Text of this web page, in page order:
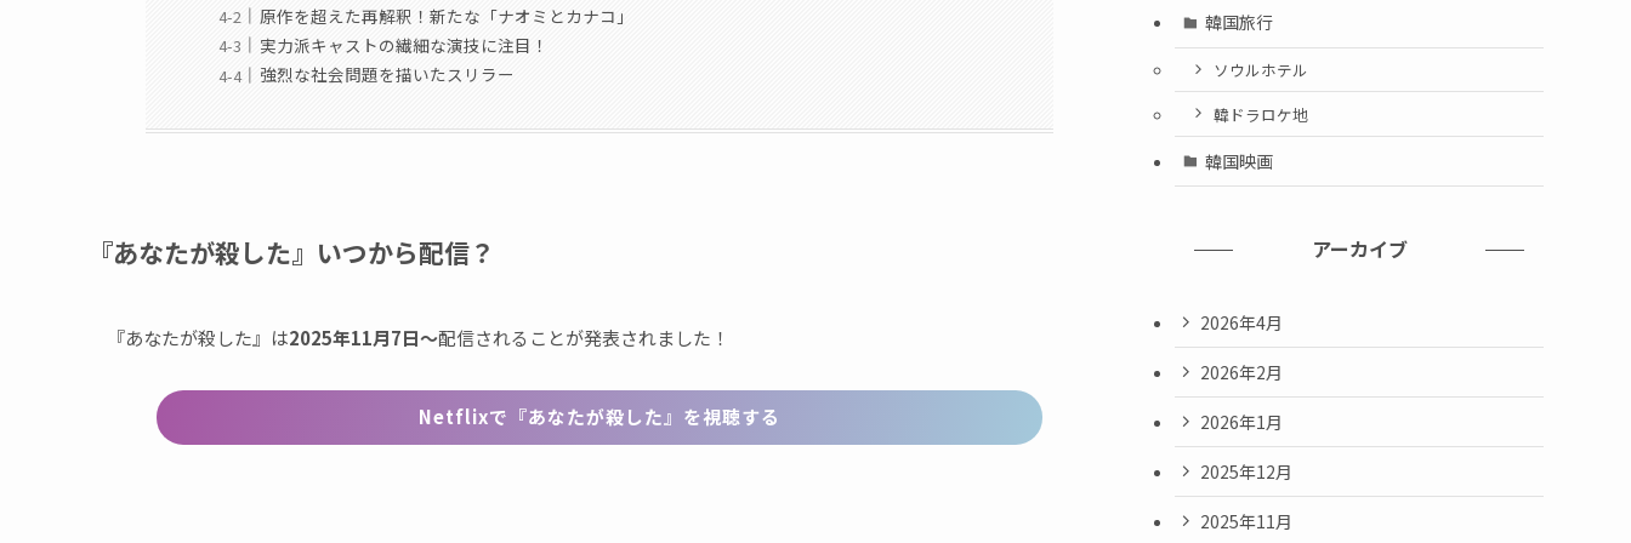
原作を超えた再解釈！新たな「ナオミとカナコ」
実力派キャストの繊細な演技に注目！
強烈な社会問題を描いたスリラー
『あなたが殺した』いつから配信？
『あなたが殺した』は2025年11月7日〜配信されることが発表されました！
Netflixで『あなたが殺した』を視聴する
韓国旅行
ソウルホテル
韓ドラロケ地
韓国映画
アーカイブ
2026年4月
2026年2月
2026年1月
2025年12月
2025年11月